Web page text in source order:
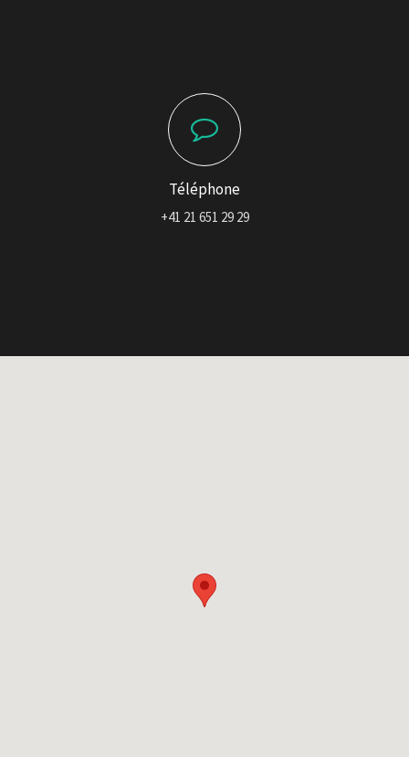
Téléphone
+41 21 651 29 29